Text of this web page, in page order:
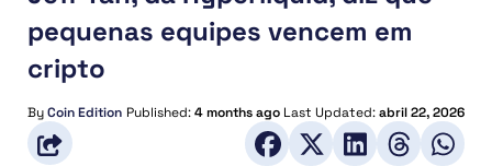
pequenas equipes vencem em
cripto
ByCoin Edition Published:4 months ago Last Updated:abril 22, 2026